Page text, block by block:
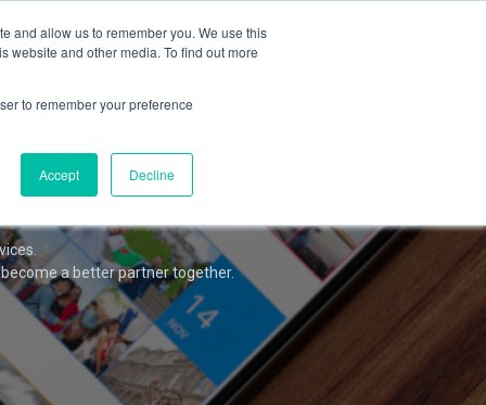
and allow us to remember you. We use this
website and other media. To find out more
to remember your preference
Accept Decline
Foro Blog Contáctanos Identificarse
a better partner together.